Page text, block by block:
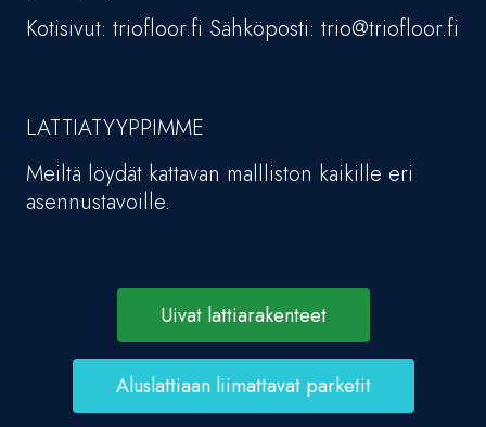
Kotisivut: triofloor.fi Sähköposti: trio@triofloor.fi
LATTIATYYPPIMME
Meiltä löydät kattavan mallliston kaikille eri
asennustavoille.
Uivat lattiarakenteet
Aluslattiaan liimattavat parketit